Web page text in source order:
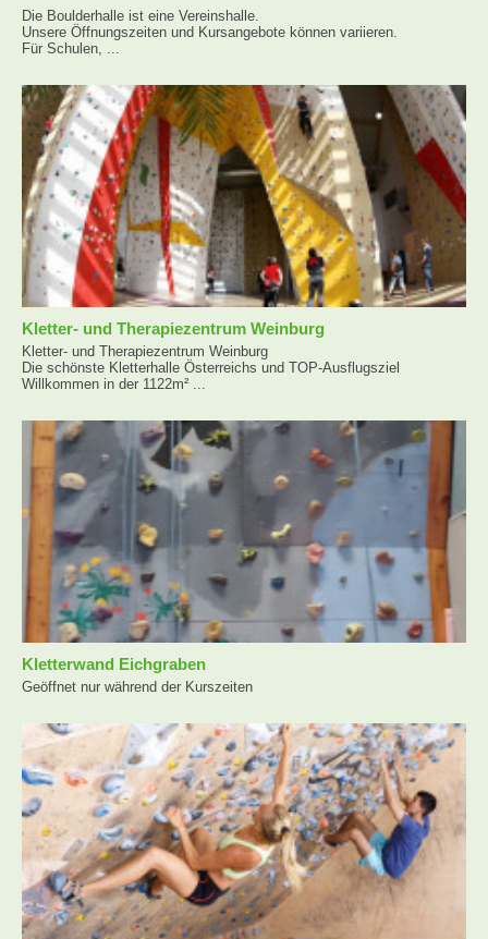
Die Boulderhalle ist eine Vereinshalle.
Unsere Öffnungszeiten und Kursangebote können variieren.
Für Schulen, ...
Kletter- und Therapiezentrum Weinburg
Kletter- und Therapiezentrum Weinburg
Die schönste Kletterhalle Österreichs und TOP-Ausflugsziel
Willkommen in der 1122m² ...
Kletterwand Eichgraben
Geöffnet nur während der Kurszeiten